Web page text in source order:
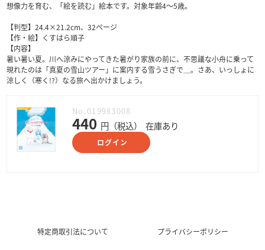
想像力を育む、「絵を読む」絵本です。対象年齢4～5歳。
【判型】24.4×21.2cm、32ページ
【作・絵】くすはら順子
【内容】
暑い暑い夏。川へ涼みにやってきた暑がり家族の前に、不思議な小舟に乗って
現れたのは「真夏の雪山ツアー」に案内する雪うさぎで＿。さあ、いっしょに
涼しく（寒く!?）なる旅へ出かけましょう。
No.019983008
440 円（税込） 在庫あり
ログイン
特定商取引法について プライバシーポリシー